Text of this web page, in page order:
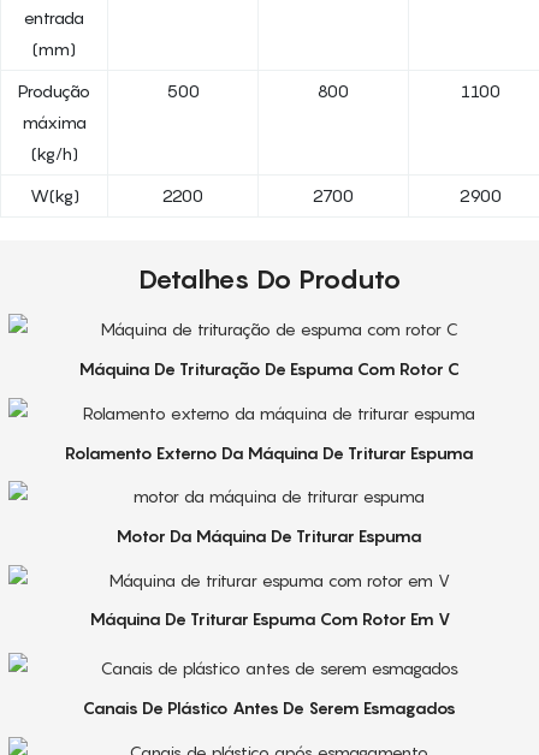
entrada
(mm)
Produção
máxima
(kg/h)
500 800 1100
W(kg) 2200 2700 2900
Detalhes Do Produto
Máquina De Trituração De Espuma Com Rotor C
Rolamento Externo Da Máquina De Triturar Espuma
Motor Da Máquina De Triturar Espuma
Máquina De Triturar Espuma Com Rotor Em V
Canais De Plástico Antes De Serem Esmagados